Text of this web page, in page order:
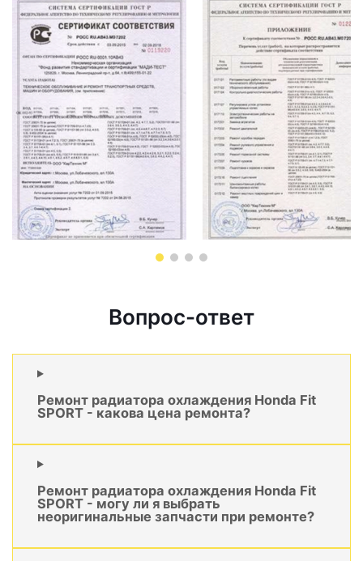
Вопрос-ответ
Ремонт радиатора охлаждения Honda Fit
SPORT - какова цена ремонта?
Ремонт радиатора охлаждения Honda Fit
SPORT - могу ли я выбрать
неоригинальные запчасти при ремонте?